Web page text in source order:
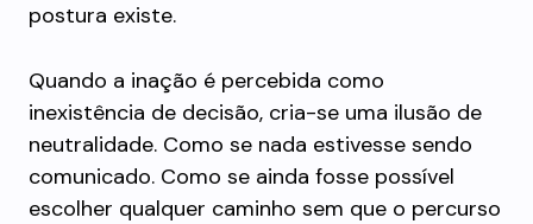
postura existe.
Quando a inação é percebida como
inexistência de decisão, cria-se uma ilusão de
neutralidade. Como se nada estivesse sendo
comunicado. Como se ainda fosse possível
escolher qualquer caminho sem que o percurso